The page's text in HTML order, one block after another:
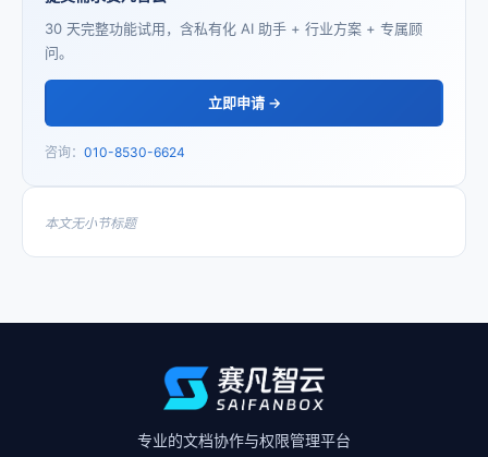
30 天完整功能试用，含私有化 AI 助手 + 行业方案 + 专属顾
问。
立即申请 →
咨询： 010-8530-6624
本文无小节标题
专业的文档协作与权限管理平台